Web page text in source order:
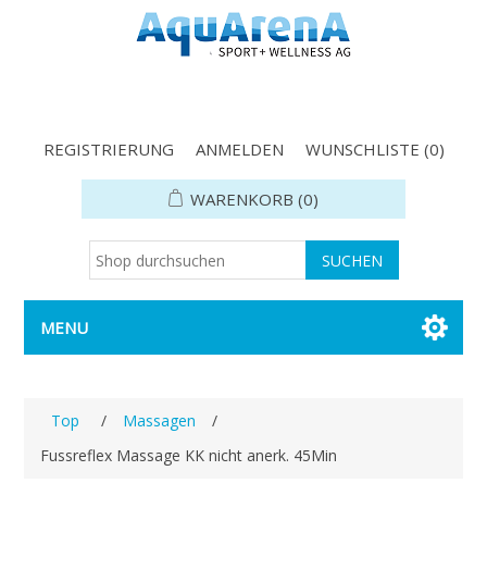
REGISTRIERUNG ANMELDEN WUNSCHLISTE (0)
WARENKORB (0)
MENU
Top / Massagen
/
Fussreflex Massage KK nicht anerk. 45Min